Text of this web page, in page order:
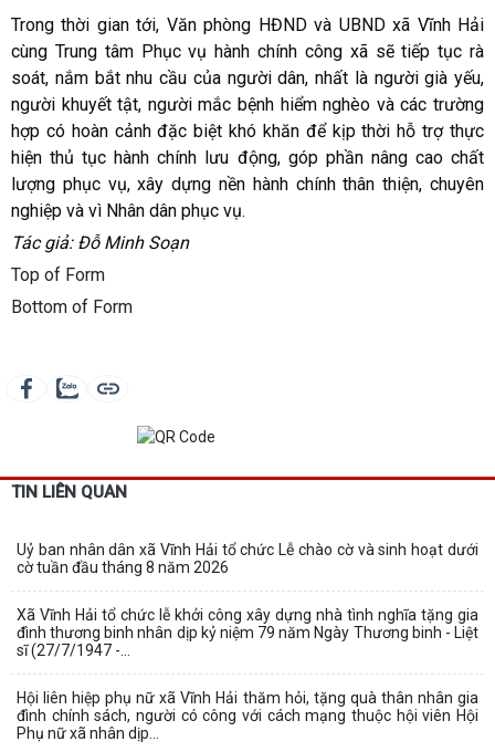
Trong thời gian tới, Văn phòng HĐND và UBND xã Vĩnh Hải
cùng Trung tâm Phục vụ hành chính công xã sẽ tiếp tục rà
soát, nắm bắt nhu cầu của người dân, nhất là người già yếu,
người khuyết tật, người mắc bệnh hiểm nghèo và các trường
hợp có hoàn cảnh đặc biệt khó khăn để kịp thời hỗ trợ thực
hiện thủ tục hành chính lưu động, góp phần nâng cao chất
lượng phục vụ, xây dựng nền hành chính thân thiện, chuyên
nghiệp và vì Nhân dân phục vụ.
Tác giả: Đỗ Minh Soạn
Top of Form
Bottom of Form
TIN LIÊN QUAN
Uỷ ban nhân dân xã Vĩnh Hải tổ chức Lễ chào cờ và sinh hoạt dưới
cờ tuần đầu tháng 8 năm 2026
Xã Vĩnh Hải tổ chức lễ khởi công xây dựng nhà tình nghĩa tặng gia
đình thương binh nhân dịp kỷ niệm 79 năm Ngày Thương binh - Liệt
sĩ (27/7/1947 -...
Hội liên hiệp phụ nữ xã Vĩnh Hải thăm hỏi, tặng quà thân nhân gia
đình chính sách, người có công với cách mạng thuộc hội viên Hội
Phụ nữ xã nhân dịp...